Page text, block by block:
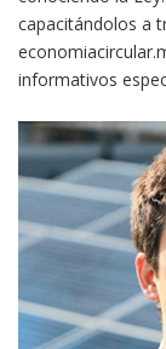
capacitándolos a
informativos